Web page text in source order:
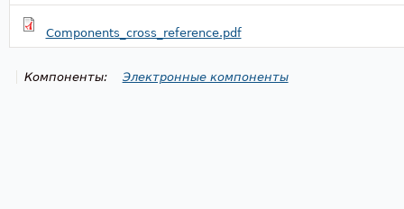
Components_cross_reference.pdf
Компоненты: Электронные компоненты